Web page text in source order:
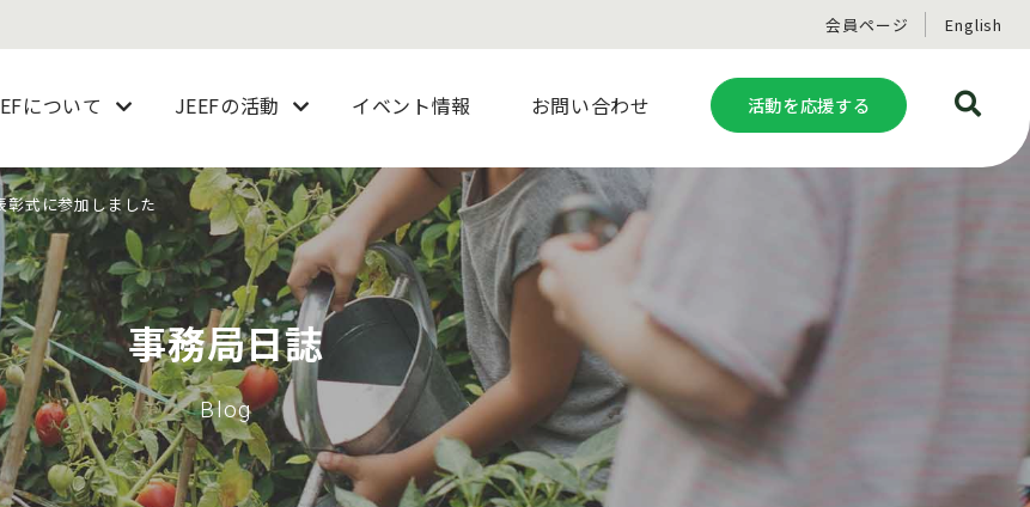
について JEEFの活動 イベント情報 お問い合わせ 活動を応援する
会員ページ English
事務局日誌
Blog
式に参加しました